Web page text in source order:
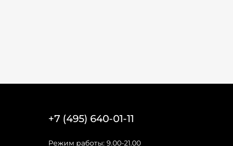
+7 (495) 640-01-11
Режим работы: 9.00-21.00